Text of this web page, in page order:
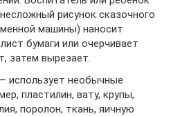
рисунок сказочного
машины) наносит
бумаги или очерчивает
затем вырезает.
использует необычные
пластилин, вату, крупы,
поролон, ткань, яичную